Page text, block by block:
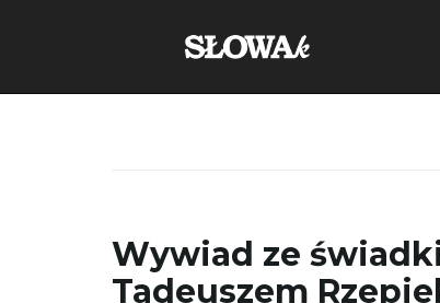
Wywiad ze
Tadeuszem